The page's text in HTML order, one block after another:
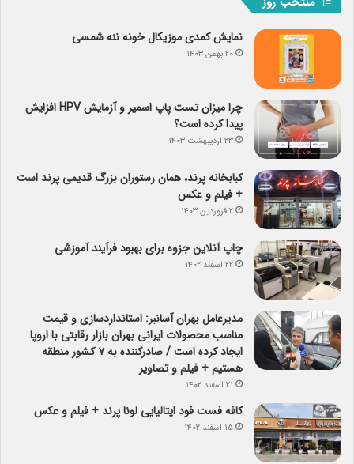
نمایش کمدی موزیکال خونه ننه شمسی
۲۰ بهمن ۱۴۰۳
چرا میزان تست پاپ اسمیر و آزمایش HPV افزایش
پیدا کرده است؟
۲۳ اردیبهشت ۱۴۰۳
کبابخانه پرند، همان رستوران بزرگ قدیمی پرند است
+ فیلم و عکس
۲ فروردین ۱۴۰۳
چاپ آنلاین جزوه برای بهبود فرآیند آموزشی
۲۲ اسفند ۱۴۰۲
مدیرعامل بهران آسانبر: استانداردسازی و قیمت
مناسب محصولات ایرانی بهران بازار رقابتی با اروپا
ایجاد کرده است / صادرکننده به ۷ کشور منطقه
هستیم + فیلم و تصاویر
۲۱ اسفند ۱۴۰۲
کافه فست فود ایتالیایی لونا پرند + فیلم و عکس
۱۵ اسفند ۱۴۰۲